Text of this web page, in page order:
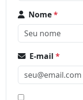
Nome*
E-mail *